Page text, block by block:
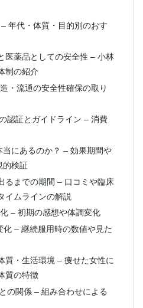
年代・体質・目的別のおす
医薬品としての安全性 – 小林
制の紹介
・流通の安全性確保の取り
認証とガイドライン – 消費
にあるのか？ – 効果期間や
的検証
るまでの期間 – 口コミや臨床
イムラインの解説
– 初期の感想や体調変化
化 – 継続服用時の数値や見た
質・生活環境 – 痩せた女性に
質の特徴
の関係 – 組み合わせによる